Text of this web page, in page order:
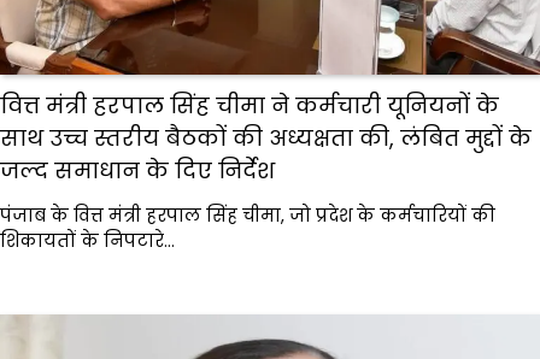
वित्त मंत्री हरपाल सिंह चीमा ने कर्मचारी यूनियनों के
साथ उच्च स्तरीय बैठकों की अध्यक्षता की, लंबित मुद्दों के
जल्द समाधान के दिए निर्देश
पंजाब के वित्त मंत्री हरपाल सिंह चीमा, जो प्रदेश के कर्मचारियों की
शिकायतों के निपटारे…